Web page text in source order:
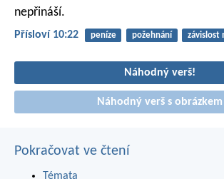
nepřináší.
Přísloví 10:22 peníze požehnání závislost
Náhodný verš!
Náhodný verš s obrázkem
Pokračovat ve čtení
Témata